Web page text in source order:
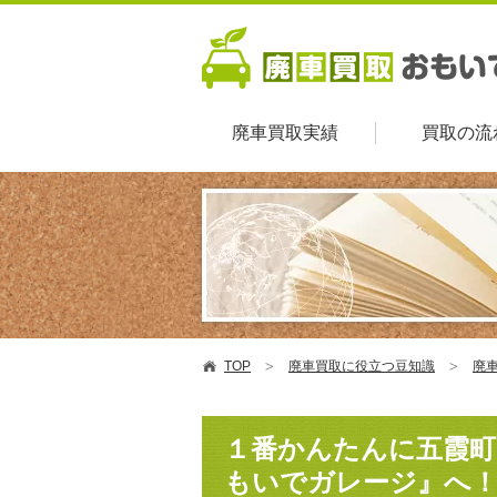
廃車買取実績 買取の流
TOP 廃車買取に役立つ豆知識 廃
１番かんたんに五霞
もいでガレージ』へ！